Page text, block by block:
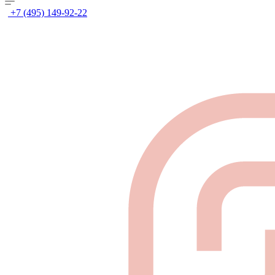
+7 (495) 149-92-22